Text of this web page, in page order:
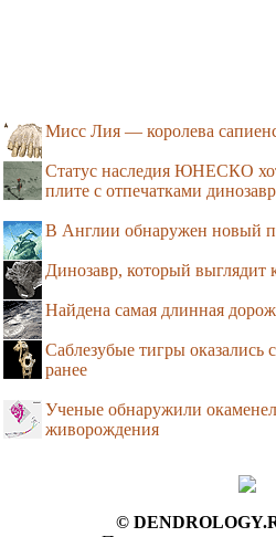
Мисс Лия — королева
Статус наследия ЮНЕСКО
плите с отпечатками
В Англии обнаружен новый
Динозавр, который выглядит
Найдена самая длинная
Саблезубые тигры оказались
ранее
Ученые обнаружили
живорождения
©